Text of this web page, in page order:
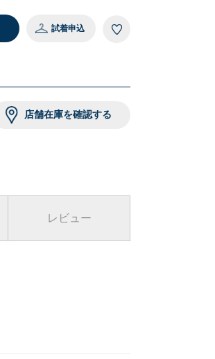
試着申込
店舗在庫を確認する
レビュー